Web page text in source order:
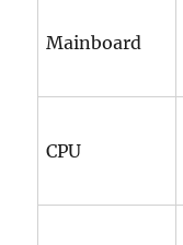
Mainboard
CPU